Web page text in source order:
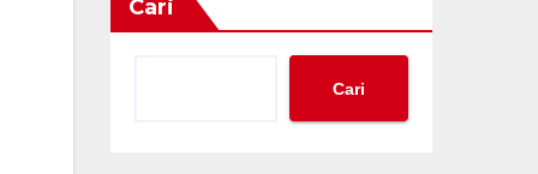
Cari
Cari